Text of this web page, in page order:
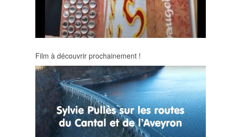
Film à découvrir prochainement !